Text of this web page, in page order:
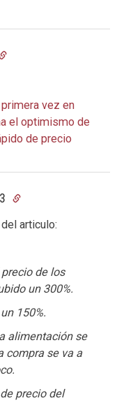
vez en
el optimismo de
de precio
articulo:
de los
un 300%.
150%.
alimentación se
compra se va a
precio del